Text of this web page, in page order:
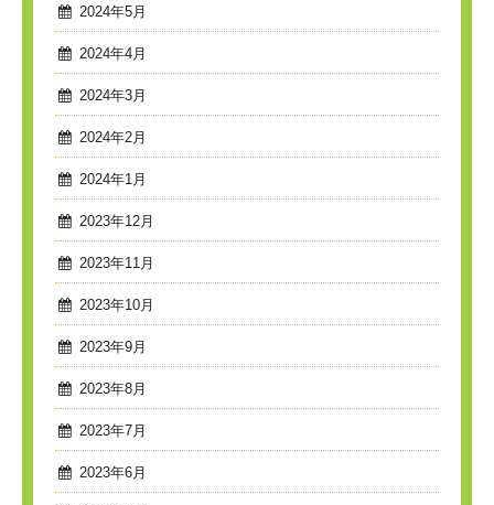
2024年5月
2024年4月
2024年3月
2024年2月
2024年1月
2023年12月
2023年11月
2023年10月
2023年9月
2023年8月
2023年7月
2023年6月